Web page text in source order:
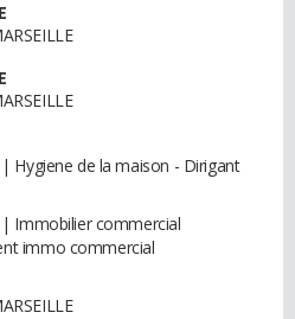
Hygiene de la maison - Dirigant
Immobilier commercial
immo commercial